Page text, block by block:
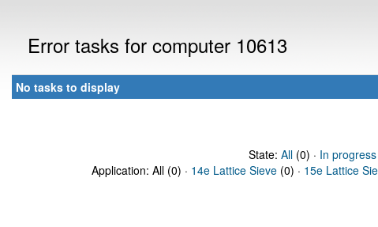
Error tasks for computer 10613
No tasks to display
State: All(0) · In progress
Application: All (0) · 14e Lattice Sieve (0) · 15e Lattice